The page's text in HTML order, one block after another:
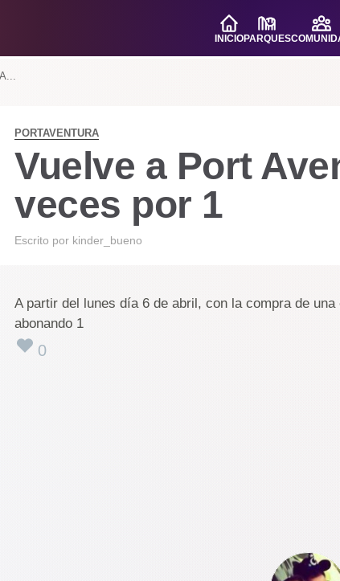
INICIOPARQUES
PORTAVENTURA
Vuelve a Port
veces por 1
Escrito por kinder_bueno
A partir del lunes día 6 de abril, con la compra de
abonando 1
0